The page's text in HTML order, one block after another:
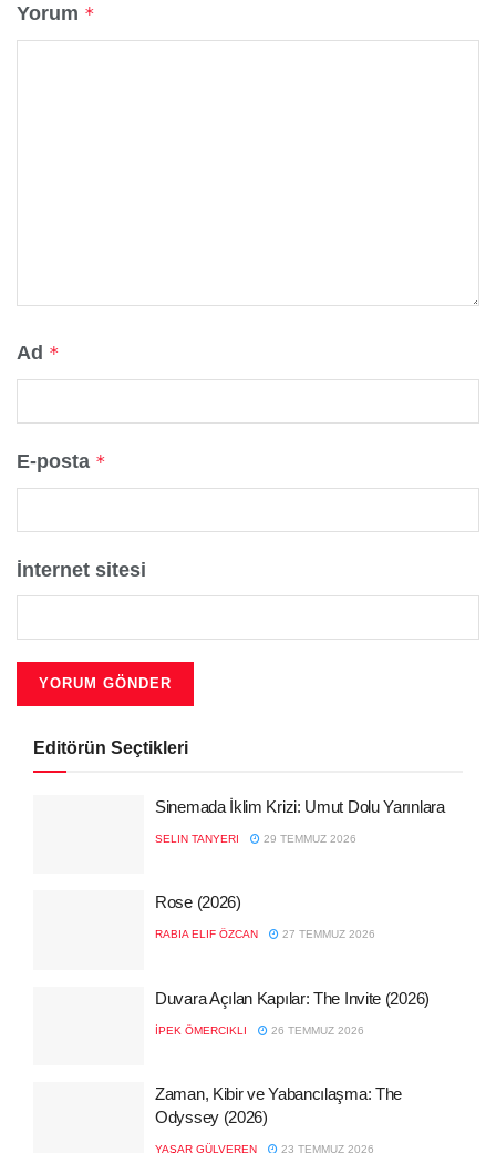
Yorum *
Ad *
E-posta *
İnternet sitesi
Editörün Seçtikleri
Sinemada İklim Krizi: Umut Dolu Yarınlara
SELIN TANYERI 29 TEMMUZ 2026
Rose (2026)
RABIA ELIF ÖZCAN 27 TEMMUZ 2026
Duvara Açılan Kapılar: The Invite (2026)
İPEK ÖMERCIKLI 26 TEMMUZ 2026
Zaman, Kibir ve Yabancılaşma: The
Odyssey (2026)
YAŞAR GÜLVEREN 23 TEMMUZ 2026